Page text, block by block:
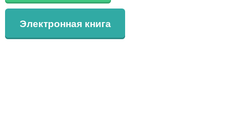
Электронная книга